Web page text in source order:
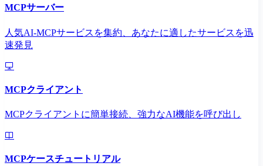
MCPサーバー
人気AI-MCPサービスを集約、あなたに適したサービスを迅
速発見
MCPクライアント
MCPクライアントに簡単接続、強力なAI機能を呼び出し
MCPケースチュートリアル